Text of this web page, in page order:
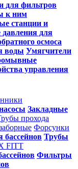
для фильтров
к ним
станции и
давления для
осмоса
воды Умягчители
управления
Закладные
прохода
Форсунки
Трубы
FITT
Фильтры